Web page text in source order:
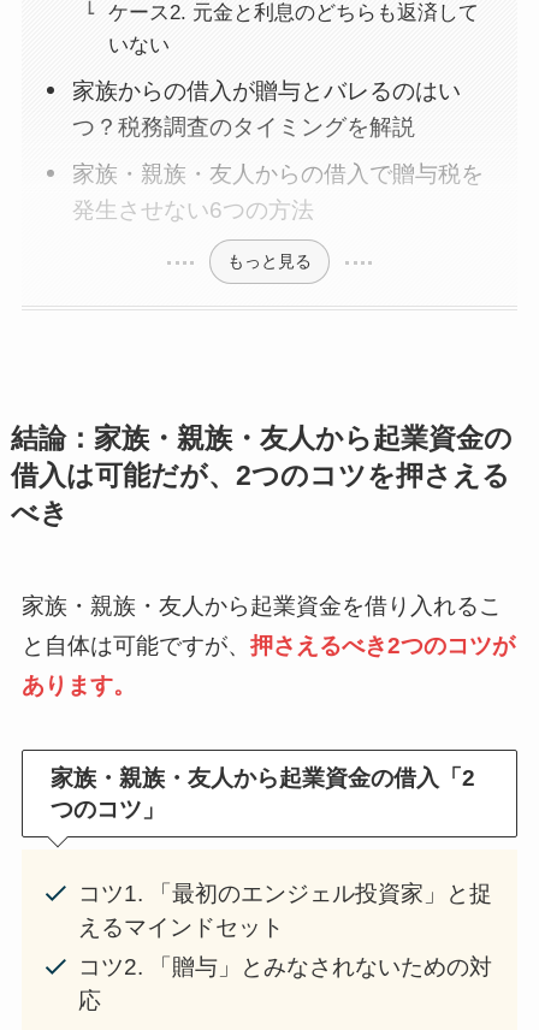
ケース2. 元金と利息のどちらも返済して
いない
家族からの借入が贈与とバレるのはい
つ？税務調査のタイミングを解説
家族・親族・友人からの借入で贈与税を
発生させない6つの方法
もっと見る
結論：家族・親族・友人から起業資金の
借入は可能だが、2つのコツを押さえる
べき
家族・親族・友人から起業資金を借り入れるこ
と自体は可能ですが、 押さえるべき2つのコツが
あります。
家族・親族・友人から起業資金の借入「2
つのコツ」
コツ1. 「最初のエンジェル投資家」と捉
えるマインドセット
コツ2. 「贈与」とみなされないための対
応